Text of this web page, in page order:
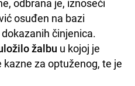
osuđen na bazi
činjenica.
žalbu u kojoj je
za optuženog, te je